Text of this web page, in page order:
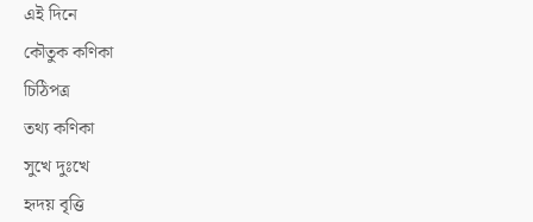
এই দিনে
কৌতুক কণিকা
চিঠিপত্র
তথ্য কণিকা
সুখে দুঃখে
হৃদয় বৃত্তি